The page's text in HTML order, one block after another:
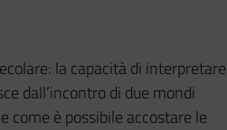
la capacità di interpretare
dall’incontro di due mondi
è possibile accostare le